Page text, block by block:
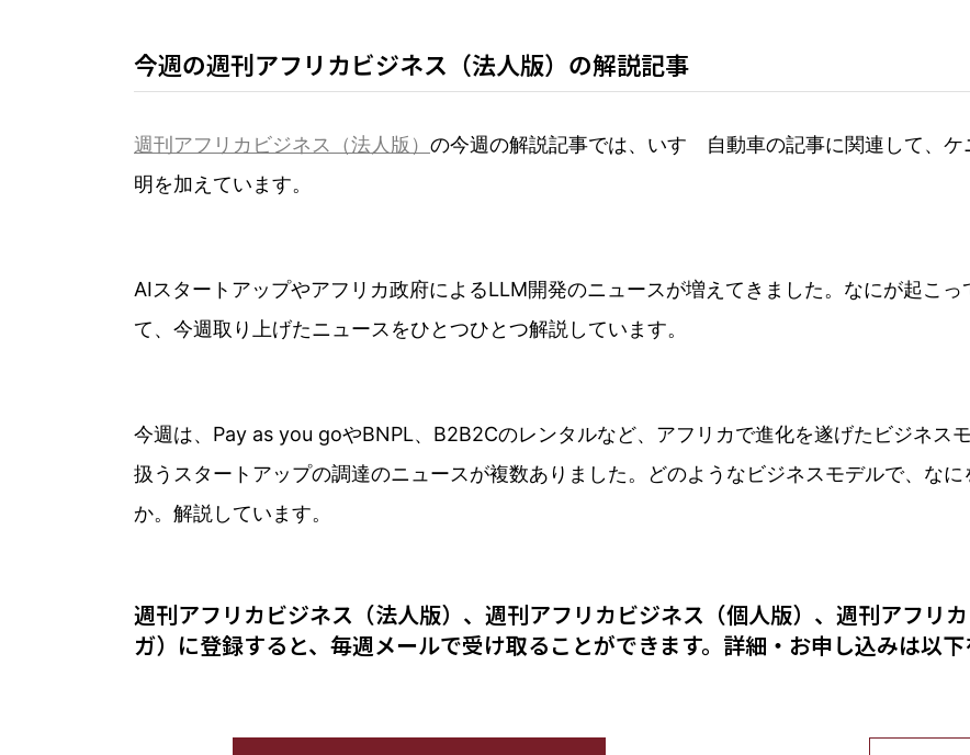
今週の週刊アフリカビジネス（法人版）の解説記事
週刊アフリカビジネス（法人版） の今週の解説記事では、いすゞ自動車の記事に関連して、
明を加えています。
AIスタートアップやアフリカ政府によるLLM開発のニュースが増えてきました。なにが起こっ
て、今週取り上げたニュースをひとつひとつ解説しています。
今週は、Pay as you goやBNPL、B2B2Cのレンタルなど、アフリカで進化を遂げたビジネス
扱うスタートアップの調達のニュースが複数ありました。どのようなビジネスモデルで、な
か。解説しています。
週刊アフリカビジネス（法人版）、週刊アフリカビジネス（個人版）、週刊アフリ
ガ）に登録すると、毎週メールで受け取ることができます。詳細・お申し込みは以下